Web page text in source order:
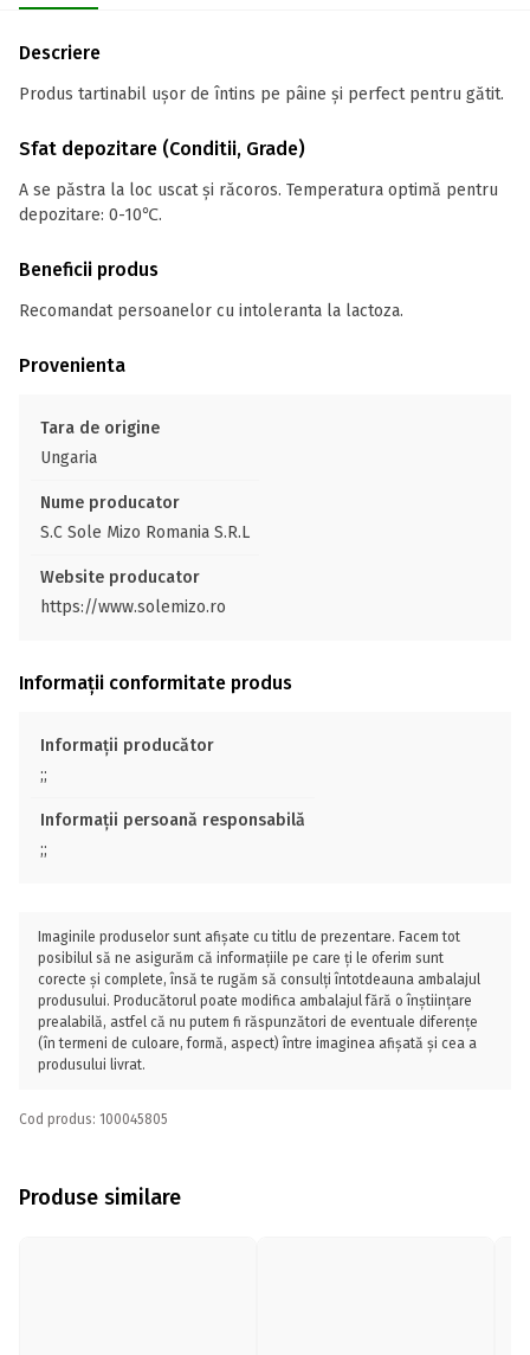
Descriere
Produs tartinabil ușor de întins pe pâine și perfect pentru gătit.
Sfat depozitare (Conditii, Grade)
A se păstra la loc uscat și răcoros. Temperatura optimă pentru
depozitare: 0-10℃.
Beneficii produs
Recomandat persoanelor cu intoleranta la lactoza.
Provenienta
Tara de origine
Ungaria
Nume producator
S.C Sole Mizo Romania S.R.L
Website producator
https://www.solemizo.ro
Informații conformitate produs
Informații producător
;;
Informații persoană responsabilă
;;
Imaginile produselor sunt afișate cu titlu de prezentare. Facem tot
posibilul să ne asigurăm că informațiile pe care ți le oferim sunt
corecte și complete, însă te rugăm să consulți întotdeauna ambalajul
produsului. Producătorul poate modifica ambalajul fără o înștiințare
prealabilă, astfel că nu putem fi răspunzători de eventuale diferențe
(în termeni de culoare, formă, aspect) între imaginea afișată și cea a
produsului livrat.
Cod produs: 100045805
Produse similare